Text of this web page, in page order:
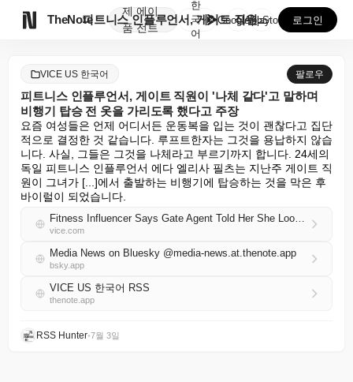
TheNote
제
품
에이
전트
피트니스 인플루언서, 게이트 직원이 '나체 같다'고 말...
한
국
어
GooglePlay
AppStore 로그인
VICE US 한국어 팔로우
피트니스 인플루언서, 게이트 직원이 '나체 같다'고 말하며
비행기 탑승 전 옷을 가리도록 했다고 주장
요즘 여성들은 언제 어디서든 운동복을 입는 것이 괜찮다고 집단
적으로 결정한 것 같습니다. 루프트한자는 그것을 용납하지 않습
니다. 사실, 그들은 그것을 나체라고 부르기까지 합니다. 24세의
독일 피트니스 인플루언서 에다 엘리사 필츠는 지난주 게이트 직
원이 그녀가 [...]에서 출발하는 비행기에 탑승하는 것을 막은 후
바이럴이 되었습니다.
Fitness Influencer Says Gate Agent Told Her She Looked ‘Naked’ and Made Her Cover Up Before Boarding Flight
vice.com
Media News on Bluesky @media-news.at.thenote.app
bsky.app
VICE US 한국어 RSS
thenote.app
RSS Hunter•7월 3일